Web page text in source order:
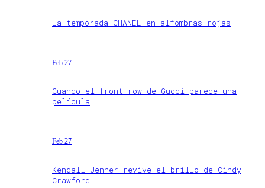
La temporada CHANEL en alfombras rojas
Feb 27
Cuando el front row de Gucci parece una
película
Feb 27
Kendall Jenner revive el brillo de Cindy
Crawford